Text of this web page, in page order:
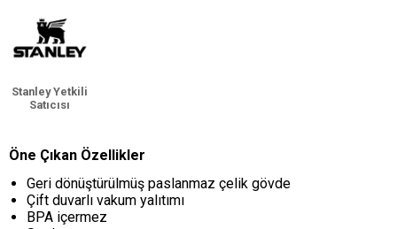
Stanley Yetkili
Satıcısı
Öne Çıkan Özellikler
Geri dönüştürülmüş paslanmaz çelik gövde
Çift duvarlı vakum yalıtımı
BPA içermez